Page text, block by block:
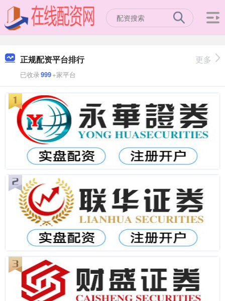
正规配资平台排行
已收录999+家平台
更多